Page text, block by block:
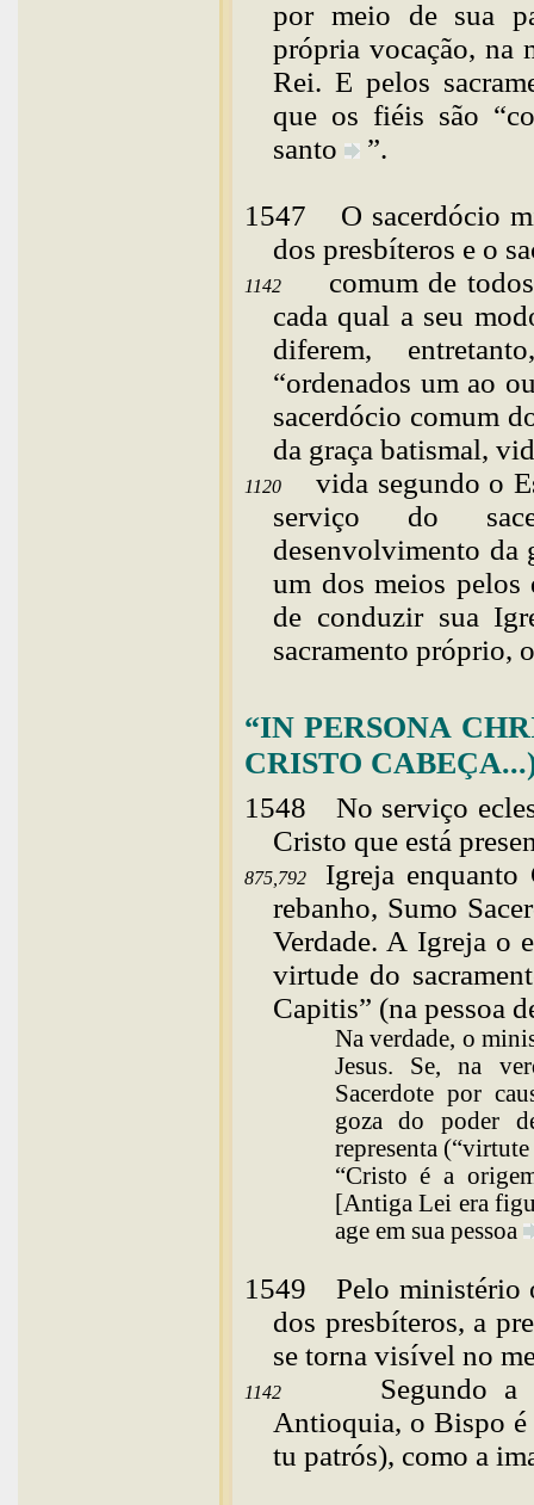
por meio de sua
própria vocação, na
Rei. E pelos
que os fiéis são
santo
”.
1547 O sacerdócio
dos presbíteros e o
1142 comum de
cada qual a seu
diferem,
“ordenados um ao
sacerdócio comum
da graça batismal,
1120 vida segundo o
serviço do
desenvolvimento da
um dos meios pelos
de conduzir sua
sacramento próprio,
“IN PERSONA
CRISTO
1548 No serviço
Cristo que está
875,792 Igreja enquanto
rebanho, Sumo
Verdade. A Igreja o
virtude do
Capitis” (na pessoa
Na verdade, o
Jesus. Se, na
Sacerdote por
goza do poder
representa
“Cristo é a
[Antiga Lei era
age em sua pessoa
1549 Pelo ministério
dos presbíteros, a
se torna visível no
1142 Segundo a
Antioquia, o Bispo é
tu patrós), como a